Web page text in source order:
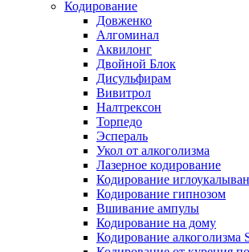
Кодирование
Довженко
Алгоминал
Аквилонг
Двойной Блок
Дисульфирам
Вивитрол
Налтрексон
Торпедо
Эспераль
Укол от алкоголизма
Лазерное кодирование
Кодирование
Кодирование гипнозом
Вшивание ампулы
Кодирование на дому
Кодирование алкоголизма